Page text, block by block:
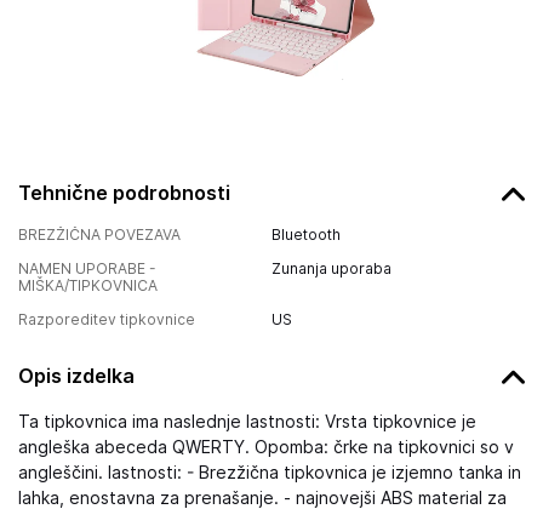
Tehnične podrobnosti
BREZŽIČNA POVEZAVA
Bluetooth
NAMEN UPORABE -
MIŠKA/TIPKOVNICA
Zunanja uporaba
Razporeditev tipkovnice US
Opis izdelka
Ta tipkovnica ima naslednje lastnosti: Vrsta tipkovnice je
angleška abeceda QWERTY. Opomba: črke na tipkovnici so v
angleščini. lastnosti: - Brezžična tipkovnica je izjemno tanka in
lahka, enostavna za prenašanje. - najnovejši ABS material za